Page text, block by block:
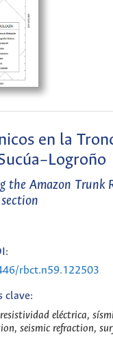
en la
Amazon Trunk
rbct.n59.122503
clave:
eléctrica,
seismic refraction,